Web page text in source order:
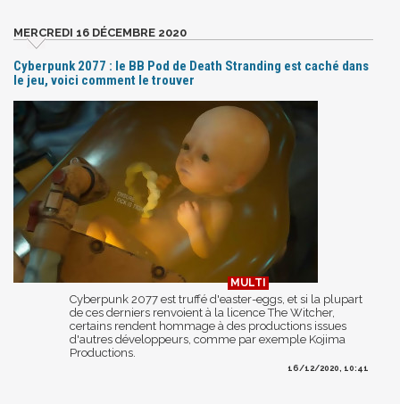
MERCREDI 16 DÉCEMBRE 2020
Cyberpunk 2077 : le BB Pod de Death Stranding est caché dans
le jeu, voici comment le trouver
Cyberpunk 2077 est truffé d'easter-eggs, et si la plupart
de ces derniers renvoient à la licence The Witcher,
certains rendent hommage à des productions issues
d'autres développeurs, comme par exemple Kojima
Productions.
16/12/2020, 10:41